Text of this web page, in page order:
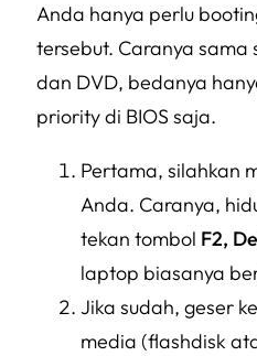
Anda hanya perlu
tersebut. Caranya
dan DVD, bedanya
priority di BIOS saja.
Pertama, silahkan
Anda. Caranya,
tekan tombol F2,
laptop biasanya
Jika sudah, geser
media (flashdisk